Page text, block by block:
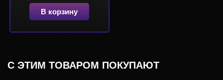
В корзину
С ЭТИМ ТОВАРОМ ПОКУПАЮТ